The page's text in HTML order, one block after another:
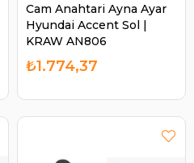
Cam Anahtari Ayna Ayar
Hyundai Accent Sol |
KRAW AN806
₺1.774,37